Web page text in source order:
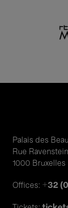
Palais des
Rue
1000 Bruxelles
Offices: +32